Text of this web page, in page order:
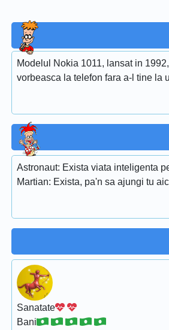
Modelul Nokia 1011, lansat in
vorbeasca la telefon fara a-l tine la
Astronaut: Exista viata inteligenta
Martian: Exista, pa'n sa ajungi tu
Sanatate
Bani